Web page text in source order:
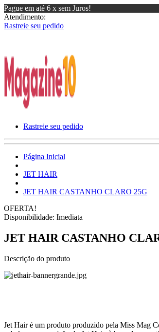
Pague em até 6 x sem Juros!
Atendimento:
Rastreie seu pedido
Rastreie seu pedido
Página Inicial
JET HAIR
JET HAIR CASTANHO CLARO 25G
OFERTA!
Disponibilidade: Imediata
JET HAIR CASTANHO
Descrição do produto
Jet Hair é um produto produzido pela Miss Mag